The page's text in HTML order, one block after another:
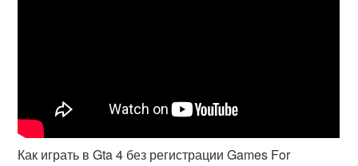
Как играть в Gta 4 без регистрации Games For